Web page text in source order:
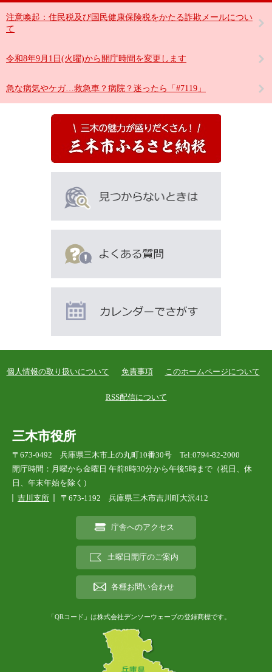
注意喚起：住民税及び国民健康保険税をかたる詐欺メールについ
て
令和8年9月1日(火曜)から開庁時間を変更します
急な病気やケガ…救急車？病院？迷ったら「#7119」
個人情報の取り扱いについて 免責事項 このホームページについて
RSS配信について
三木市役所
〒673-0492 兵庫県三木市上の丸町10番30号 Tel:0794-82-2000
開庁時間：月曜から金曜日 午前8時30分から午後5時まで（祝日、休
日、年末年始を除く）
吉川支所
〒673-1192 兵庫県三木市吉川町大沢412
庁舎へのアクセス
土曜日開庁のご案内
各種お問い合わせ
「QRコード」は株式会社デンソーウェーブの登録商標です。